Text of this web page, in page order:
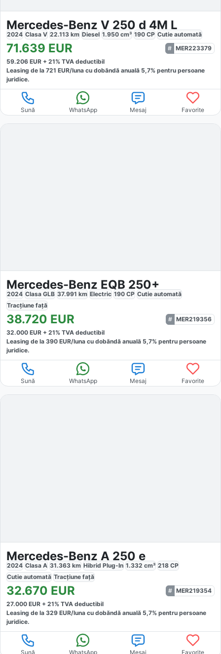
Mercedes-Benz V 250 d 4M L
2024 Clasa V 22.113 km Diesel 1.950 cm³ 190 CP Cutie automată
71.639 EUR
MER223379
59.206 EUR + 21% TVA deductibil
Leasing de la 721 EUR/luna cu dobăndă anuală 5,7% pentru persoane
juridice.
Sună WhatsApp Mesaj Favorite
Mercedes-Benz EQB 250+
2024 Clasa GLB 37.991 km Electric 190 CP Cutie automată
Tracțiune față
38.720 EUR
MER219356
32.000 EUR + 21% TVA deductibil
Leasing de la 390 EUR/luna cu dobăndă anuală 5,7% pentru persoane
juridice.
Sună WhatsApp Mesaj Favorite
Mercedes-Benz A 250 e
2024 Clasa A 31.363 km Hibrid Plug-In 1.332 cm³ 218 CP
Cutie automată Tracțiune față
32.670 EUR
MER219354
27.000 EUR + 21% TVA deductibil
Leasing de la 329 EUR/luna cu dobăndă anuală 5,7% pentru persoane
juridice.
Sună WhatsApp Mesaj Favorite